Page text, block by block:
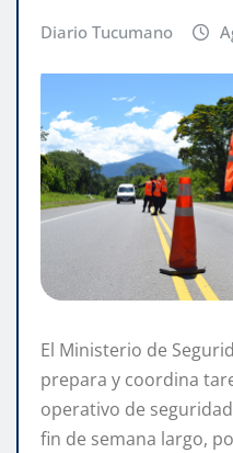
Diario Tucumano
El Ministerio de
prepara y coordina
operativo de
fin de semana largo,